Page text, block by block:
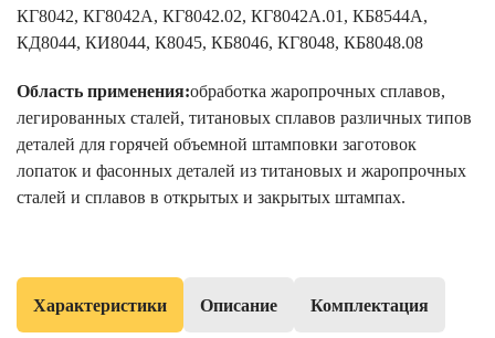
КГ8042, КГ8042А, КГ8042.02, КГ8042А.01, КБ8544А,
КД8044, КИ8044, К8045, КБ8046, КГ8048, КБ8048.08
Область применения:обработка жаропрочных сплавов,
легированных сталей, титановых сплавов различных типов
деталей для горячей объемной штамповки заготовок
лопаток и фасонных деталей из титановых и жаропрочных
сталей и сплавов в открытых и закрытых штампах.
Характеристики Описание Комплектация